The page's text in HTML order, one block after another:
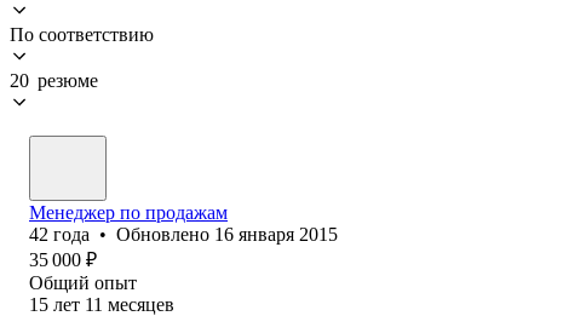
По соответствию
20 резюме
Менеджер по продажам
42 года • Обновлено 16 января 2015
35 000 ₽
Общий опыт
15 лет 11 месяцев